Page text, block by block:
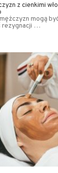
z cienkimi
mogą
rezygnacji …